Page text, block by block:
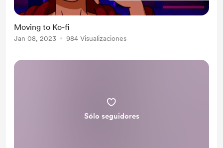
Moving to Ko-fi
Jan 08, 2023 984 Visualizaciones
Sólo seguidores